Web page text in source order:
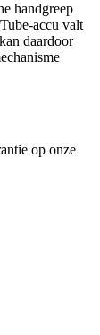
handgreep
accu valt
daardoor
op onze